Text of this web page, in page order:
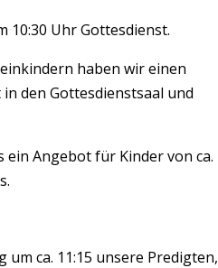
10:30 Uhr Gottesdienst.
haben wir einen
den Gottesdienstsaal und
Angebot für Kinder von ca.
ca. 11:15 unsere Predigten,